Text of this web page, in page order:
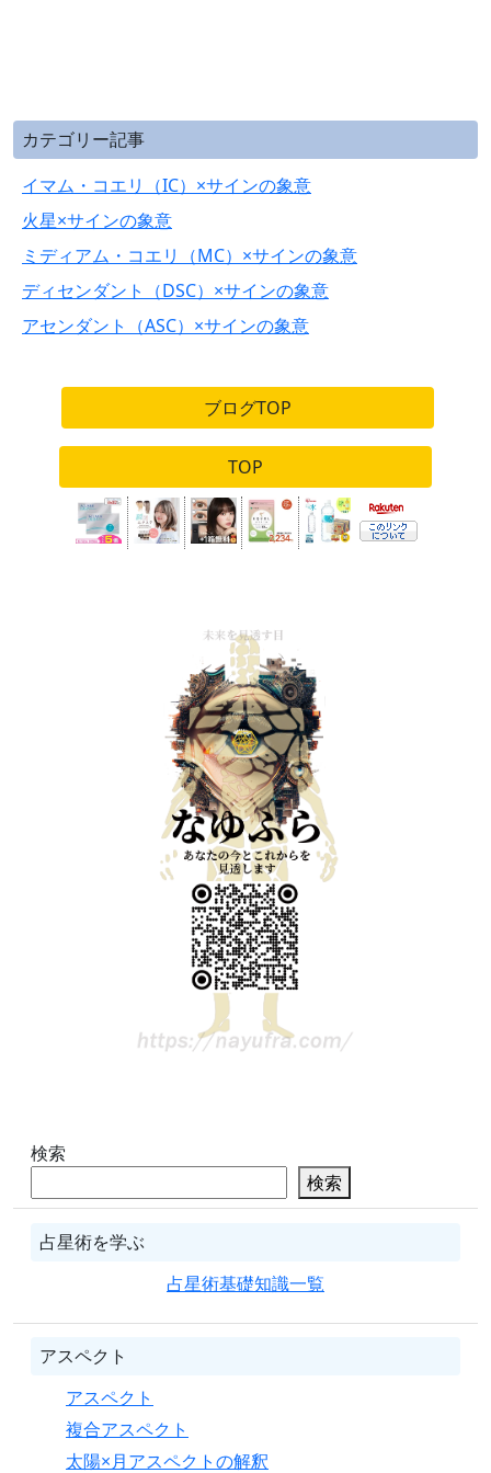
カテゴリー記事
イマム・コエリ（IC）×サインの象意
火星×サインの象意
ミディアム・コエリ（MC）×サインの象意
ディセンダント（DSC）×サインの象意
アセンダント（ASC）×サインの象意
ブログTOP
TOP
検索
検索
占星術を学ぶ
占星術基礎知識一覧
アスペクト
アスペクト
複合アスペクト
太陽×月アスペクトの解釈